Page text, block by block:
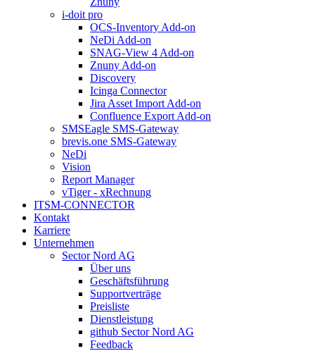
i-doit pro
OCS-Inventory Add-on
NeDi Add-on
SNAG-View 4 Add-on
Znuny Add-on
Discovery
Icinga Connector
Jira Asset Import Add-on
Confluence Export Add-on
SMSEagle SMS-Gateway
brevis.one SMS-Gateway
NeDi
Vision
Report Manager
vTiger - xRechnung
ITSM-CONNECTOR
Kontakt
Karriere
Unternehmen
Sector Nord AG
Über uns
Geschäftsführung
Supportverträge
Preisliste
Dienstleistung
github Sector Nord AG
Feedback